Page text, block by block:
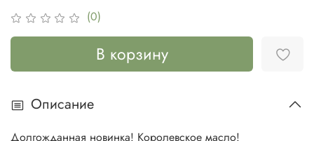
(0)
В корзину
Описание
Долгожданная новинка! Королевское масло!